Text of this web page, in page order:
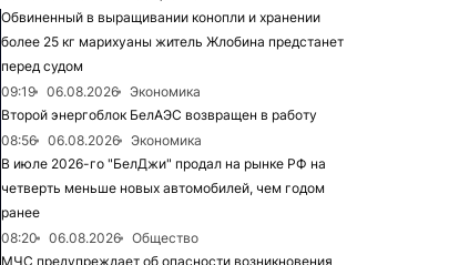
Обвиненный в выращивании конопли и хранении
более 25 кг марихуаны житель Жлобина предстанет
перед судом
09:19
06.08.2026
Экономика
Второй энергоблок БелАЭС возвращен в работу
08:56
06.08.2026
Экономика
В июле 2026-го "БелДжи" продал на рынке РФ на
четверть меньше новых автомобилей, чем годом
ранее
08:20
06.08.2026
Общество
МЧС предупреждает об опасности возникновения